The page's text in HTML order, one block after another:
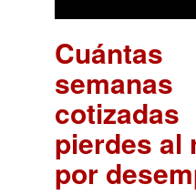
Cuántas
semanas
cotizadas
pierdes al
por